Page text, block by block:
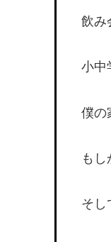
飲み
小中
僕の
も
そし